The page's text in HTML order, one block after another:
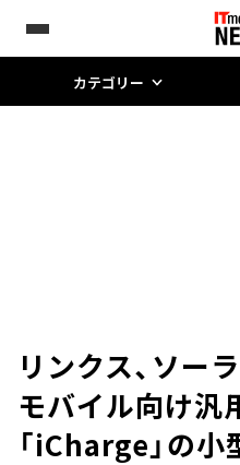
カテゴリー
リンクス、ソー
モバイル向け汎
「iCharge」の